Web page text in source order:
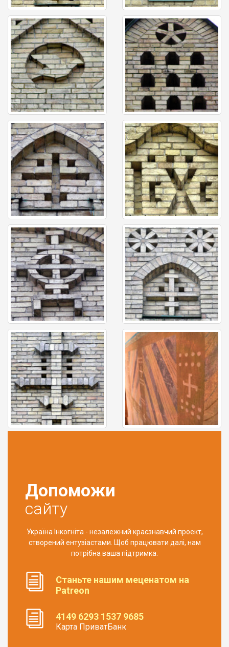
Допоможи
сайту
Україна Інкогніта - незалежний краєзнавчий проект,
створений ентузіастами. Щоб працювати далі, нам
потрібна ваша підтримка.
Станьте нашим меценатом на
Patreon
4149 6293 1537 9685
Карта ПриватБанк